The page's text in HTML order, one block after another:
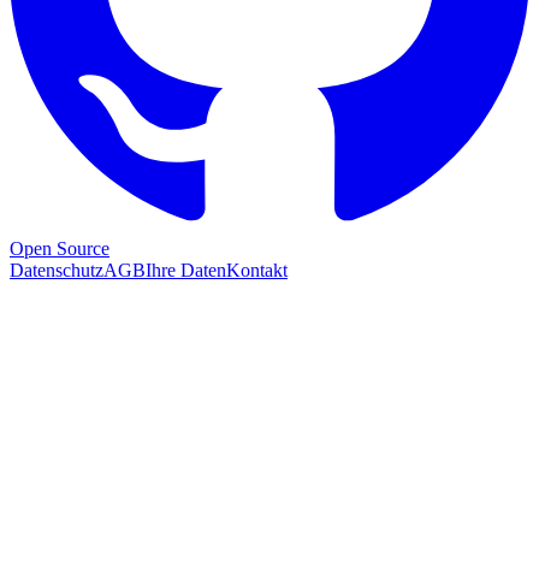
Open Source
DatenschutzAGBIhre DatenKontakt